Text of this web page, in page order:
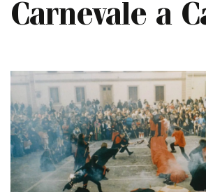
Carnevale a